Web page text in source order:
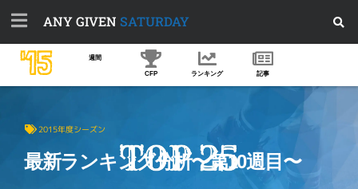
ANY GIVEN SATURDAY
'15 週間
CFP ランキング 記事
2015年度シーズン
最新ランキング分析〜第10週目〜